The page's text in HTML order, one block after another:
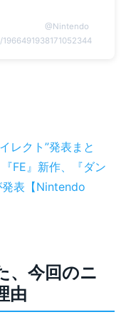
@Nintendo
レクト”発表まと
FE』新作、『ダン
発表【Nintendo
、今回のニ
由